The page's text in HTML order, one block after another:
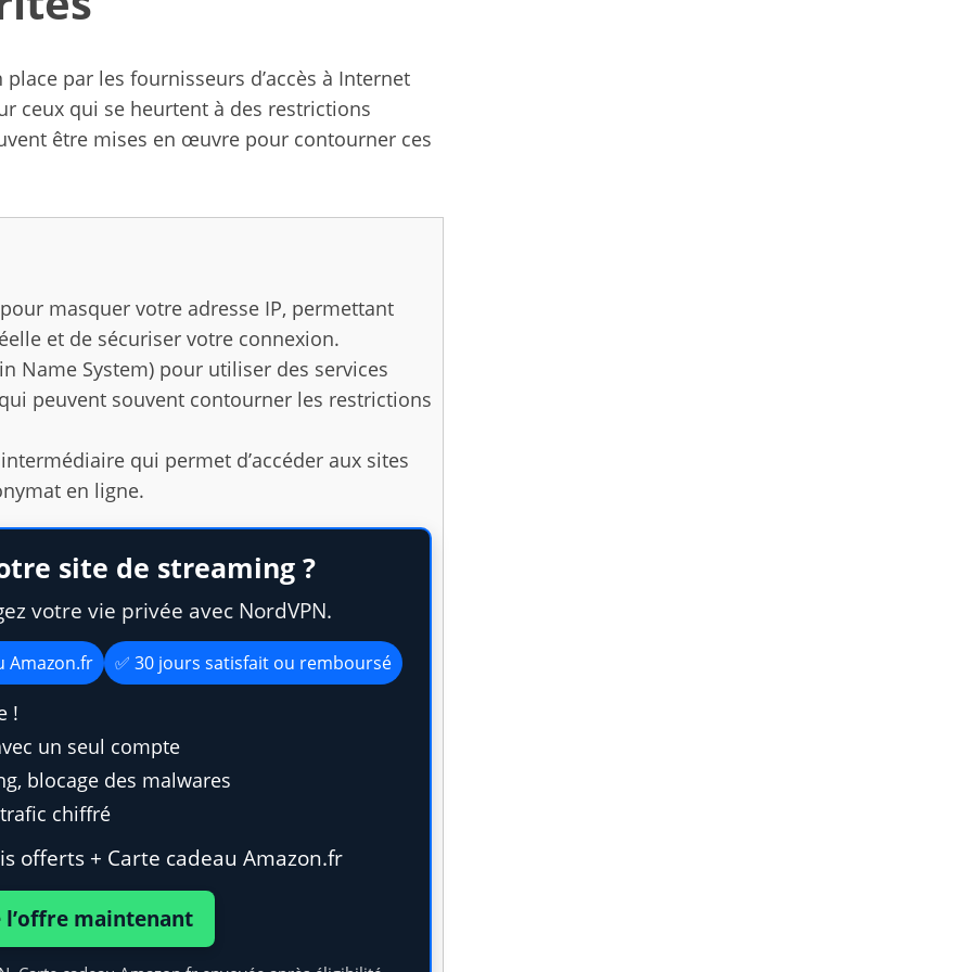
par les fournisseurs d’accès à Internet
ceux qui se heurtent à des restrictions
être mises en œuvre pour contourner ces
masquer votre adresse IP, permettant
et de sécuriser votre connexion.
Name System) pour utiliser des services
peuvent souvent contourner les restrictions
qui permet d’accéder aux sites
en ligne.
site de streaming ?
votre vie privée avec NordVPN.
Amazon.fr ✅ 30 jours satisfait ou remboursé
!
un seul compte
blocage des malwares
chiffré
offerts + Carte cadeau Amazon.fr
maintenant